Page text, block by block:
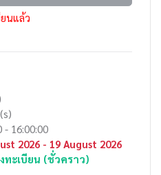
นแล้ว
- 16:00:00
2026 - 19 August 2026
ทะเบียน (ชั่วคราว)